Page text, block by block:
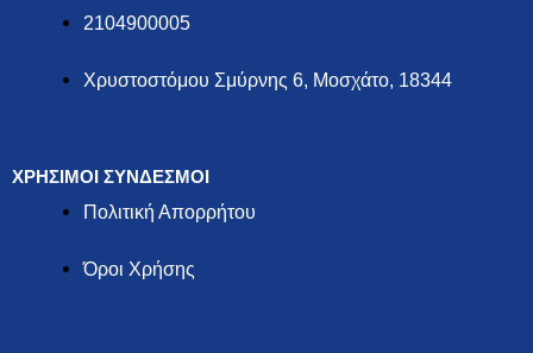
2104900005
Χρυστοστόμου Σμύρνης 6, Μοσχάτο, 18344
ΧΡΗΣΙΜΟΙ ΣΥΝΔΕΣΜΟΙ
Πολιτική Απορρήτου
Όροι Χρήσης